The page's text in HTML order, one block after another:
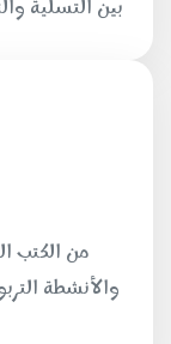
بين التسلية
من الكتب
والأنشطة